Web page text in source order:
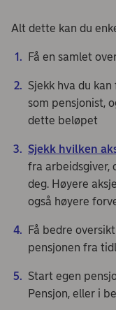
Alt dette kan du
Få en samlet
Sjekk hva du
som pensjonist,
dette beløpet
Sjekk hvilken
fra arbeidsgiver,
deg. Høyere
også høyere
Få bedre
pensjonen fra
Start egen
Pensjon, eller i